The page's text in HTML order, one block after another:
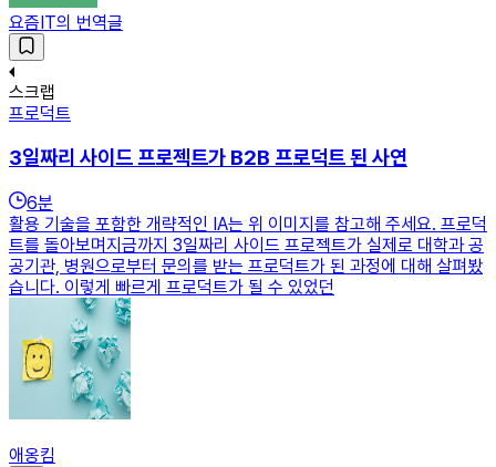
요즘IT의 번역글
스크랩
프로덕트
3일짜리 사이드 프로젝트가 B2B 프로덕트 된 사연
6분
활용 기술을 포함한 개략적인 IA는 위 이미지를 참고해 주세요. 프로덕
트를 돌아보며지금까지 3일짜리 사이드 프로젝트가 실제로 대학과 공
공기관, 병원으로부터 문의를 받는 프로덕트가 된 과정에 대해 살펴봤
습니다. 이렇게 빠르게 프로덕트가 될 수 있었던
애옹킴